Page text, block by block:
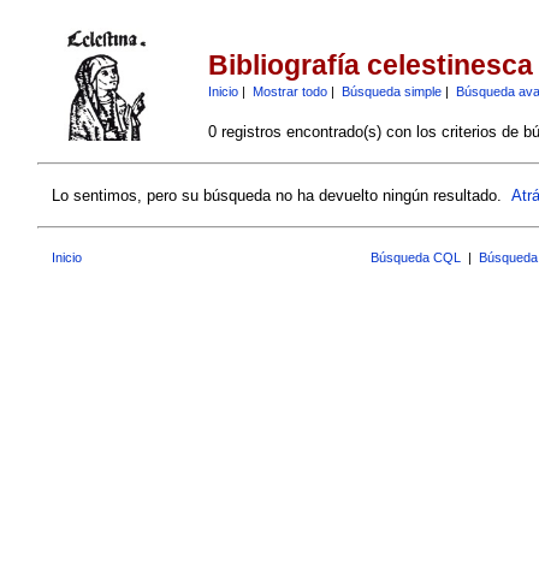
Bibliografía celestinesca
Inicio| Mostrar todo| Búsqueda simple| Búsqueda
0 registros encontrado(s) con los criterios de
Lo sentimos, pero su búsqueda no ha devuelto ningún resultado.
Inicio Búsqueda CQL |